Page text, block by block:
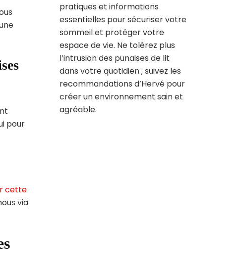
pour
cette
via
pratiques et informations
essentielles pour sécuriser votre
sommeil et protéger votre
espace de vie. Ne tolérez plus
l’intrusion des punaises de lit
dans votre quotidien ; suivez les
recommandations d’Hervé pour
créer un environnement sain et
agréable.